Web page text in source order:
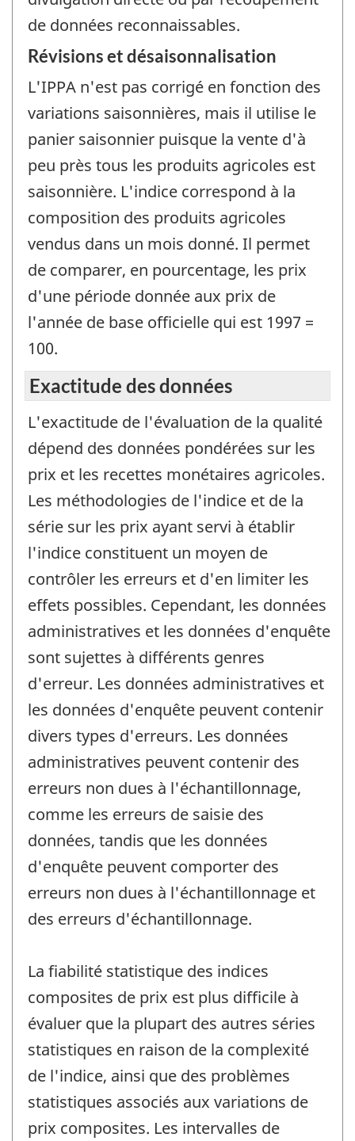
de données reconnaissables.
Révisions et désaisonnalisation
L'IPPA n'est pas corrigé en fonction des
variations saisonnières, mais il utilise le
panier saisonnier puisque la vente d'à
peu près tous les produits agricoles est
saisonnière. L'indice correspond à la
composition des produits agricoles
vendus dans un mois donné. Il permet
de comparer, en pourcentage, les prix
d'une période donnée aux prix de
l'année de base officielle qui est 1997 =
100.
Exactitude des données
L'exactitude de l'évaluation de la qualité
dépend des données pondérées sur les
prix et les recettes monétaires agricoles.
Les méthodologies de l'indice et de la
série sur les prix ayant servi à établir
l'indice constituent un moyen de
contrôler les erreurs et d'en limiter les
effets possibles. Cependant, les données
administratives et les données d'enquête
sont sujettes à différents genres
d'erreur. Les données administratives et
les données d'enquête peuvent contenir
divers types d'erreurs. Les données
administratives peuvent contenir des
erreurs non dues à l'échantillonnage,
comme les erreurs de saisie des
données, tandis que les données
d'enquête peuvent comporter des
erreurs non dues à l'échantillonnage et
des erreurs d'échantillonnage.
La fiabilité statistique des indices
composites de prix est plus difficile à
évaluer que la plupart des autres séries
statistiques en raison de la complexité
de l'indice, ainsi que des problèmes
statistiques associés aux variations de
prix composites. Les intervalles de